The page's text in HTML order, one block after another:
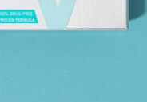
Đại dương, chứa các
protein giúp tăng